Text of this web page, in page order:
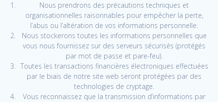
Nous prendrons des précautions techniques et
organisationnelles raisonnables pour empêcher la perte,
l’abus ou l’altération de vos informations personnelle.
Nous stockerons toutes les informations personnelles que
vous nous fournissez sur des serveurs sécurisés (protégés
par mot de passe et pare-feu).
Toutes les transactions financières électroniques effectuées
par le biais de notre site web seront protégées par des
technologies de cryptage.
Vous reconnaissez que la transmission d’informations par